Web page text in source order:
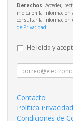
Derechos: Acceder,
indica en la información
consultar la información
de Privacidad.
He leído y
Contacto
Política Privacidad
Condiciones de